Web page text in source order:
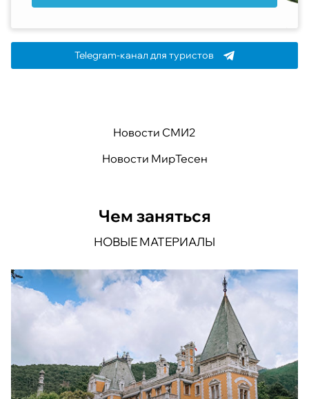
Telegram-канал для туристов
Новости СМИ2
Новости МирТесен
Чем заняться
НОВЫЕ МАТЕРИАЛЫ